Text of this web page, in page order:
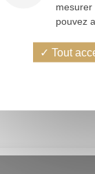
mesurer
pouvez
Tout